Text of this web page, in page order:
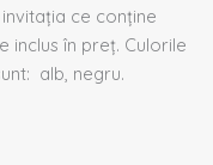
ce conține
inclus în preț. Culorile
alb, negru.